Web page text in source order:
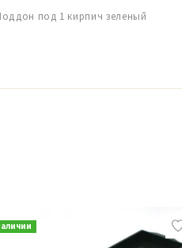
под 1 кирпич зеленый